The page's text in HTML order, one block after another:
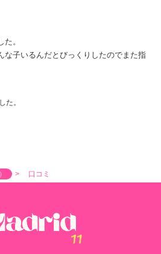
。
な子いるんだとびっくりしたのでまた指
た。
口コミ